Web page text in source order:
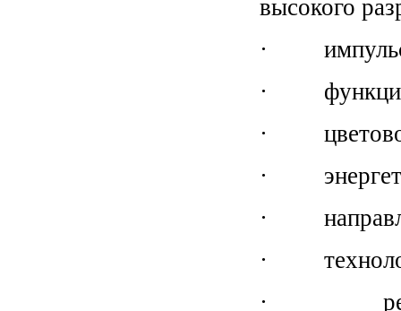
высокого
·
·
· цветовое
·
·
·
· режим